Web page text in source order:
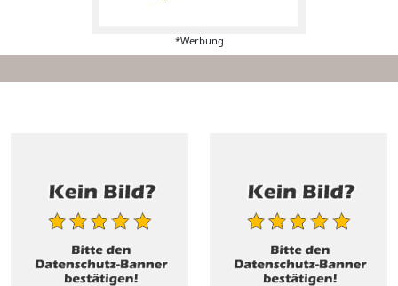
*Werbung